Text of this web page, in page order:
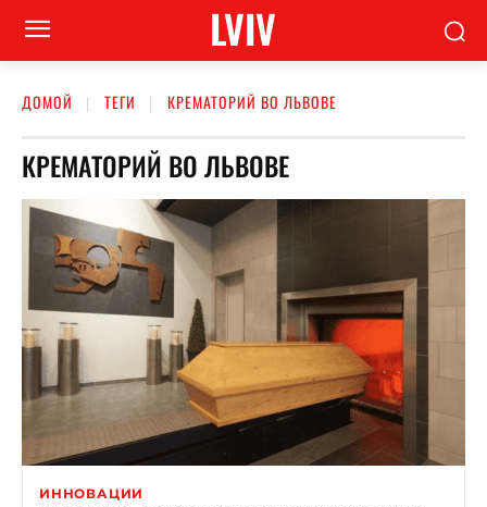
LVIV
ДОМОЙ ТЕГИ КРЕМАТОРИЙ ВО ЛЬВОВЕ
КРЕМАТОРИЙ ВО ЛЬВОВЕ
ИННОВАЦИИ